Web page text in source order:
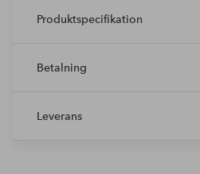
Produktspecifikation
Betalning
Leverans